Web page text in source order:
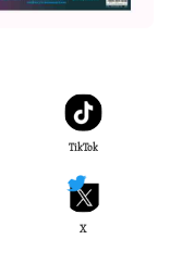
TikTok
X